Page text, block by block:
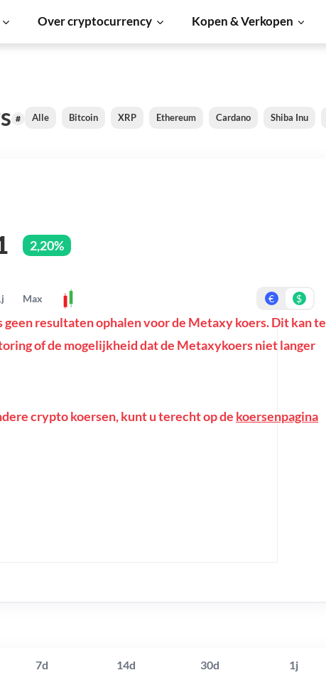
Over cryptocurrency Kopen & Verkopen
# Alle Bitcoin XRP Ethereum Cardano Shiba Inu
2,20%
Max € $
resultaten ophalen voor de Metaxy koers. Dit kan te
of de mogelijkheid dat de Metaxykoers niet langer
crypto koersen, kunt u terecht op de koersenpagina
7d 14d 30d 1j